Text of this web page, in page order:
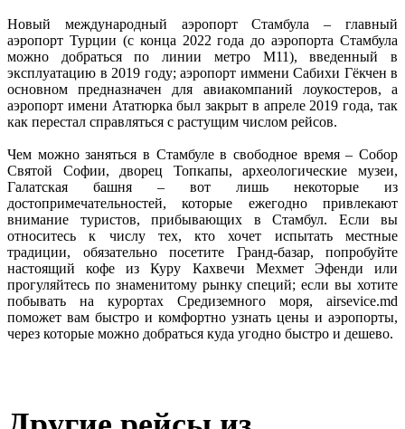
Новый международный аэропорт Стамбула – главный
аэропорт Турции (с конца 2022 года до аэропорта Стамбула
можно добраться по линии метро M11), введенный в
эксплуатацию в 2019 году; аэропорт иммени Сабихи Гёкчен в
основном предназначен для авиакомпаний лоукостеров, а
аэропорт имени Ататюрка был закрыт в апреле 2019 года, так
как перестал справляться с растущим числом рейсов.
Чем можно заняться в Стамбуле в свободное время – Собор
Святой Софии, дворец Топкапы, археологические музеи,
Галатская башня – вот лишь некоторые из
достопримечательностей, которые ежегодно привлекают
внимание туристов, прибывающих в Стамбул. Если вы
относитесь к числу тех, кто хочет испытать местные
традиции, обязательно посетите Гранд-базар, попробуйте
настоящий кофе из Куру Кахвечи Мехмет Эфенди или
прогуляйтесь по знаменитому рынку специй; если вы хотите
побывать на курортах Средиземного моря, airsevice.md
поможет вам быстро и комфортно узнать цены и аэропорты,
через которые можно добраться куда угодно быстро и дешево.